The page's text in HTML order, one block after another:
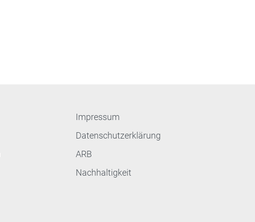
Impressum
Datenschutzerklärung
ARB
Nachhaltigkeit